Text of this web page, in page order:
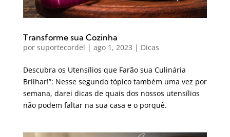
Transforme sua Cozinha
por suportecordel | ago 1, 2023 | Dicas
Descubra os Utensílios que Farão sua Culinária
Brilhar!”: Nesse segundo tópico também uma vez por
semana, darei dicas de quais dos nossos utensílios
não podem faltar na sua casa e o porquê.